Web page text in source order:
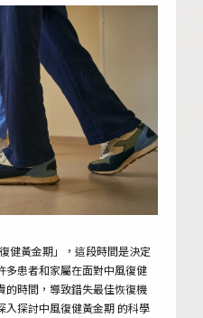
健黃金期」，這段時間是決定
多患者和家屬在面對中風復健
的時間，導致錯失最佳恢復機
入探討中風復健黃金期 的科學